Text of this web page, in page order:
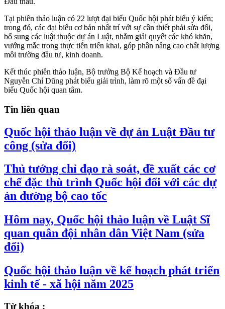
Tại phiên thảo luận có 22 lượt đại biểu Quốc hội phát biểu ý kiến;
trong đó, các đại biểu cơ bản nhất trí với sự cần thiết phải sửa đổi,
bổ sung các luật thuộc dự án Luật, nhằm giải quyết các khó khăn,
vướng mắc trong thực tiễn triển khai, góp phần nâng cao chất lượng
môi trường đầu tư, kinh doanh.
Kết thúc phiên thảo luận, Bộ trưởng Bộ Kế hoạch và Đầu tư
Nguyễn Chí Dũng phát biểu giải trình, làm rõ một số vấn đề đại
biểu Quốc hội quan tâm.
Tin liên quan
Quốc hội thảo luận về dự án Luật Đầu tư
công (sửa đổi)
Thủ tướng chỉ đạo rà soát, đề xuất các cơ
chế đặc thù trình Quốc hội đối với các dự
án đường bộ cao tốc
Hôm nay, Quốc hội thảo luận về Luật Sĩ
quan quân đội nhân dân Việt Nam (sửa
đổi)
Quốc hội thảo luận về kế hoạch phát triển
kinh tế - xã hội năm 2025
Từ khóa :